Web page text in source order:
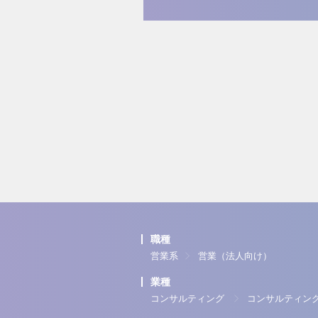
職種
営業系 営業（法人向け）
業種
コンサルティング コンサルティン